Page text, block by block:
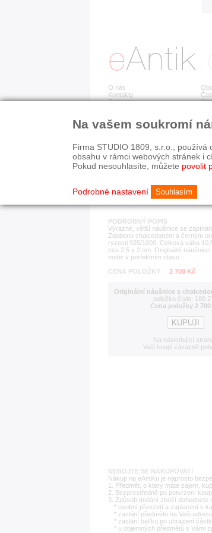
O nás
Kontakty
Recenze
Detail položky č.
PODROBNÝ POPIS
Výrazné, větší náušnice se
Zdobeno chalcedonem a černým
ryzosti 925/1000. Celková váha
cca 2,5 x 2 cm. Originální
motiv v perfektním stavu.
CENA POLOŽKY
2 700 Kč
Originální náušnice s
položka číslo: 180
Cena položky 2 700
Na následující
Vaši koupi závazně
NEBOJTE SE NAKUPOVAT!
Nákup na eAntiku je naprosto
1. Předmět, o který máte zájem,
2. Bezprostředně po potvrzení
3. Způsob dodání zboží dohodnete
* osobní převzetí a zaplacení v
* zaslání předmětu na Vaši
* zaslání balíku po uhrazení
* u objemných předmětů s Vámi
Na vašem soukromí
Firma STUDIO 1809, s.r.o.,
obsahu v rámci webových stránek i
Pokud nesouhlasíte, můžete povolit
Podrobné nastavení Souhlasím